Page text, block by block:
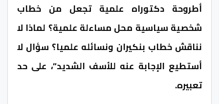
أطروحة دكتوراه علمية تجعل من خطاب
شخصية سياسية محل مساءلة علمية؟ لماذا لا
نناقش خطاب بنكيران ونسائله علميا؟ سؤال لا
أستطيع الإجابة عنه للأسف الشديد”، على حد
تعبيره.